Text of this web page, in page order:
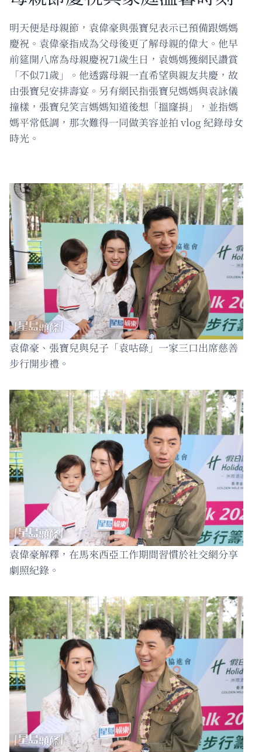
明天便是母親節，袁偉豪與張寶兒表示已預備跟媽媽
慶祝。袁偉豪指成為父母後更了解母親的偉大。他早
前筵開八席為母親慶祝71歲生日，袁媽媽獲網民讚賞
「不似71歲」。他透露母親一直希望與親友共慶，故
由張寶兒安排壽宴。另有網民指張寶兒媽媽與袁詠儀
撞樣，張寶兒笑言媽媽知道後想「搵窿捐」，並指媽
媽平常低調，那次難得一同做美容並拍 vlog 紀錄母女
時光。
袁偉豪、張寶兒與兒子「袁咕碌」一家三口出席慈善
步行開步禮。
袁偉豪解釋，在馬來西亞工作期間習慣於社交網分享
劇照紀錄。